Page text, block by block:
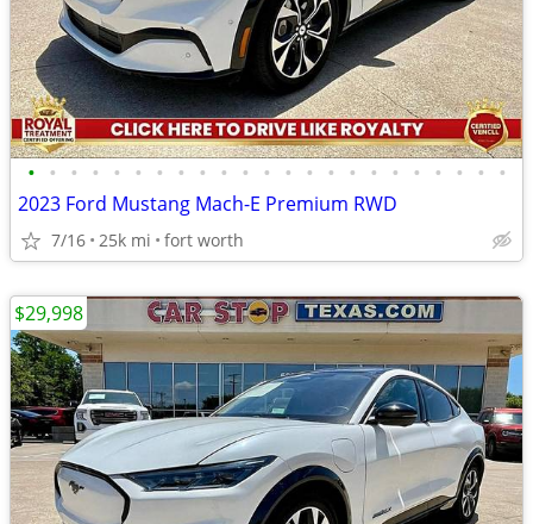
• • • • • • • • • • • • • • • • • • • • • • •
2023 Ford Mustang Mach-E Premium RWD
7/16 25k mi fort worth
$29,998